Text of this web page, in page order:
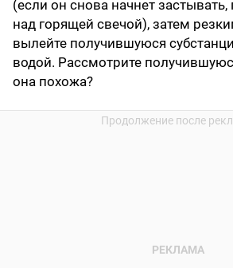
(если он снова начнет
над горящей свечой), затем
вылейте получившуюся
водой. Рассмотрите
она похожа?